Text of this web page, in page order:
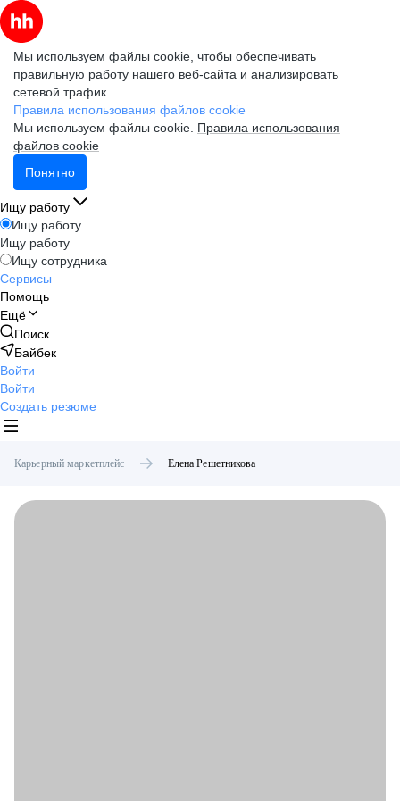
Мы используем файлы cookie, чтобы обеспечивать
правильную работу нашего веб-сайта и анализировать
сетевой трафик.
Правила использования файлов cookie
Мы используем файлы cookie. Правила использования
файлов cookie
Понятно
Ищу работу
Ищу работу
Ищу работу
Ищу сотрудника
Сервисы
Помощь
Ещё
Поиск
Байбек
Войти
Войти
Создать резюме
Карьерный маркетплейс Елена Решетникова